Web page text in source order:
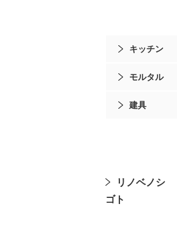
キッチン
モルタル
建具
リノベノシ
ゴト